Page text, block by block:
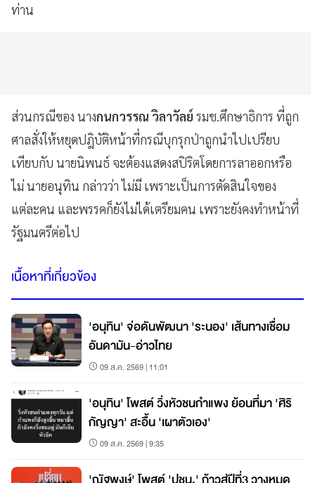
ท่าน
ส่วนกรณีของ นางกนกวรรณ วิลาวัลย์ รมช.ศึกษาธิการ ที่ถูก
ศาลสั่งให้หยุดปฎิบัติหน้าที่กรณีบุกรุกป่าถูกนำไปเปรียบ
เทียบกับ นายนิพนธ์ จะต้องแสดงสปิริตโดยการลาออกหรือ
ไม่ นายอนุทิน กล่าวว่า ไม่มี เพราะเป็นการตัดสินใจของ
แต่ละคน และพรรคก็ยังไม่ได้เตรียมคน เพราะยังคงทำหน้าที่
รัฐมนตรีต่อไป
เนื้อหาที่เกี่ยวข้อง
'อนุทิน' จ่อดันพัฒนา 'ระนอง' เส้นทางเชื่อม
อันดามัน-อ่าวไทย
09 ส.ค. 2569 | 11:01
'อนุทิน' โพสต์ วิ่งหัวชนกำแพง ย้อนที่มา 'ศิริ
กัญญา' สะอื้น 'เผาตัวเอง'
09 ส.ค. 2569 | 9:35